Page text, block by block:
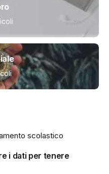
i dati per tenere